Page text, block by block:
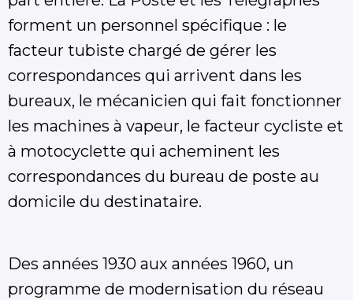
forment un personnel spécifique : le
facteur tubiste chargé de gérer les
correspondances qui arrivent dans les
bureaux, le mécanicien qui fait fonctionner
les machines à vapeur, le facteur cycliste et
à motocyclette qui acheminent les
correspondances du bureau de poste au
domicile du destinataire.
Des années 1930 aux années 1960, un
programme de modernisation du réseau